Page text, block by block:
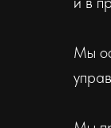
Мы